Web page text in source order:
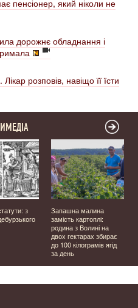
пенсіонер, який ніколи не
дорожнє обладнання і
розповів, навіщо її їсти
з
Запашна малина
замість картоплі:
родина з Волині на
двох гектарах збирає
до 100 кілограмів ягід
за день